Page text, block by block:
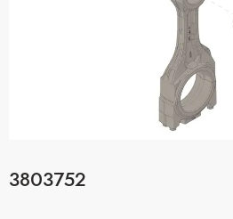
3803752